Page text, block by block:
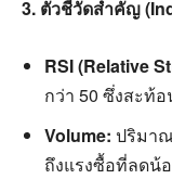
3. ตัวชี้วัดสำคัญ
RSI (Relative
กว่า 50 ซึ่งสะท้
Volume: ปริมา
ถึงแรงซื้อที่ลดน้